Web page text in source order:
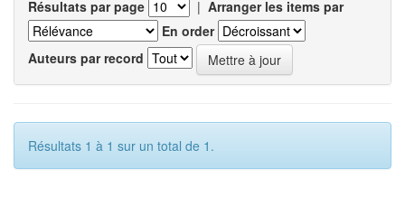
Résultats par page | Arranger les items par
En order
Auteurs par record
Résultats 1 à 1 sur un total de 1.